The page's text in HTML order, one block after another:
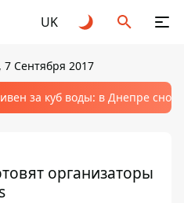
UK
7 Сентября 2017
за куб воды: в Днепре
организаторы